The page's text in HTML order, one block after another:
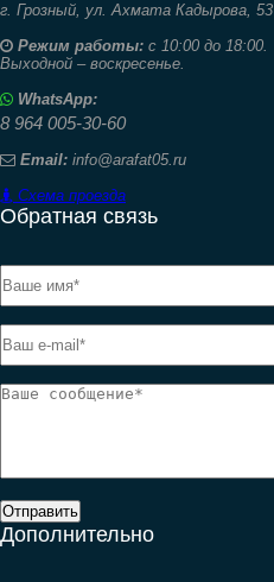
г. Грозный, ул. Ахмата Кадырова, 53
Режим работы: с 10:00 до 18:00.
Выходной – воскресенье.
WhatsApp:
8 964 005-30-60
Email: info@arafat05.ru
Схема проезда
Обратная связь
Отправить
Дополнительно